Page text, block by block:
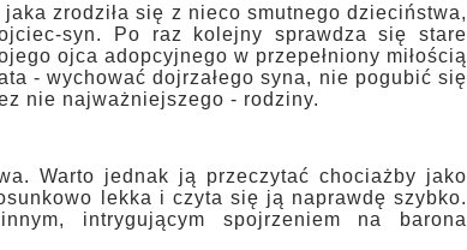
zrodziła się z nieco smutnego dzieciństwa,
syn. Po raz kolejny sprawdza się stare
ojca adopcyjnego w przepełniony miłością
- wychować dojrzałego syna, nie pogubić się
nie najważniejszego - rodziny.
Warto jednak ją przeczytać chociażby jako
lekka i czyta się ją naprawdę szybko.
intrygującym spojrzeniem na barona